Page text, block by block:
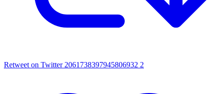
Retweet on Twitter 2061738397945806932 2